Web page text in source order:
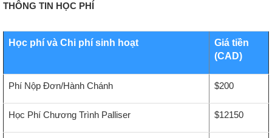
THÔNG TIN HỌC PHÍ
Học phí và Chi phí sinh hoạt
Giá tiền
(CAD)
Phí Nộp Đơn/Hành Chánh $200
Học Phí Chương Trình Palliser $12150